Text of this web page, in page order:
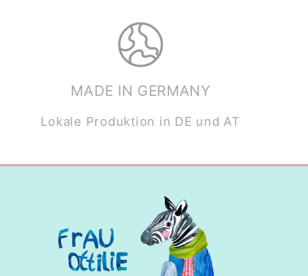
MADE IN GERMANY
Lokale Produktion in DE und AT